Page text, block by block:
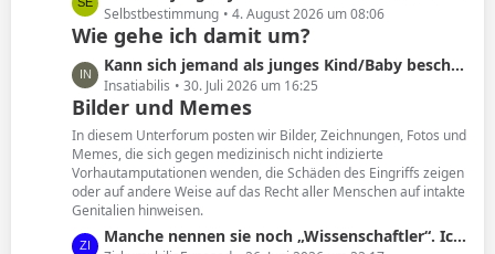
t
r
ä
g
e
e
t
z
t
e
B
e
i
t
r
ä
Selbstbestimmung 4. August 2026 um 08:06
Wie gehe ich damit um?
L
e
t
z
t
e
B
e
i
Kann sich jemand als junges Kind/Baby beschnittener noch an seine Vorhaut erinnern?
Insatiabilis 30. Juli 2026 um 16:25
Bilder und Memes
In diesem Unterforum posten wir Bilder, Zeichnungen, Fotos und
Memes, die sich gegen medizinisch nicht indizierte
Vorhautamputationen wenden, die Schäden des Eingriffs zeigen
oder auf andere Weise auf das Recht aller Menschen auf intakte
Genitalien hinweisen.
L
Manche nennen sie noch „Wissenschaftler“. Ich nenne sie geldgesteuerte Marionetten.